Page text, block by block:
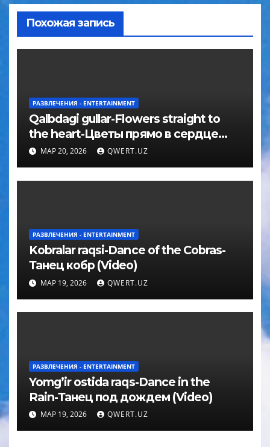
Похожая запись
РАЗВЛЕЧЕНИЯ - ENTERTAINMENT
Qalbdagi gullar-Flowers straight to
the heart-Цветы прямо в сердце
(Video)
МАР 20, 2026 QWERT.UZ
РАЗВЛЕЧЕНИЯ - ENTERTAINMENT
Kobralar raqsi-Dance of the Cobras-
Танец кобр (Video)
МАР 19, 2026 QWERT.UZ
РАЗВЛЕЧЕНИЯ - ENTERTAINMENT
Yomg’ir ostida raqs-Dance in the
Rain-Танец под дождем (Video)
МАР 19, 2026 QWERT.UZ